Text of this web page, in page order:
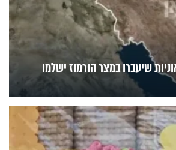
שיעברו במצר הורמוז ישלמו